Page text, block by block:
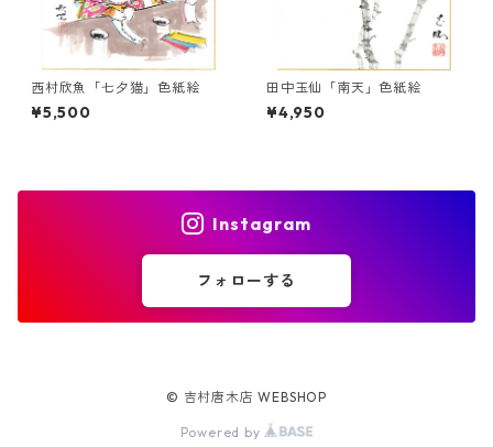
西村欣魚「七夕猫」色紙絵
¥5,500
田中玉仙「南天」色紙絵
¥4,950
Instagram
フォローする
© 吉村唐木店 WEBSHOP
Powered by